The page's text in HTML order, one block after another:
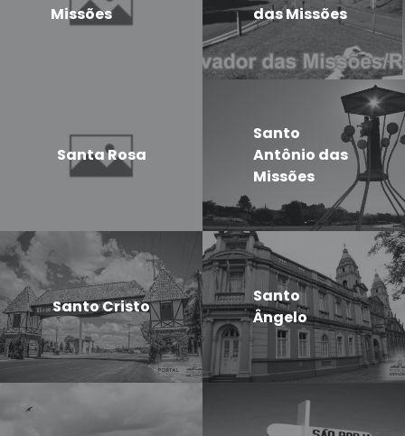
Missões
das Missões
Santa Rosa
Santo
Antônio das
Missões
Santo Cristo
Santo
Ângelo